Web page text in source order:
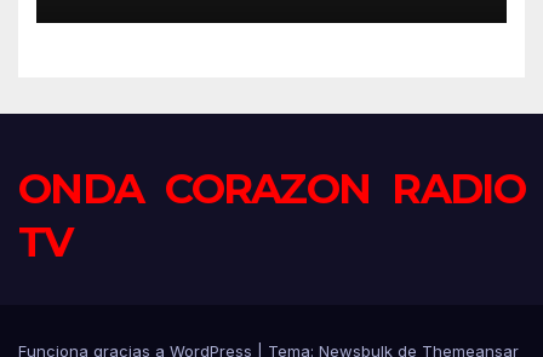
ONDA CORAZON RADIO
TV
Funciona gracias a WordPress Tema: Newsbulk de Themeansar